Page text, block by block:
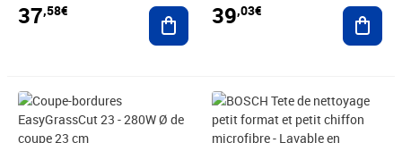
37,58€ Ajouter au panier
39,03€
Prix 46,16€ Prix 57,75€